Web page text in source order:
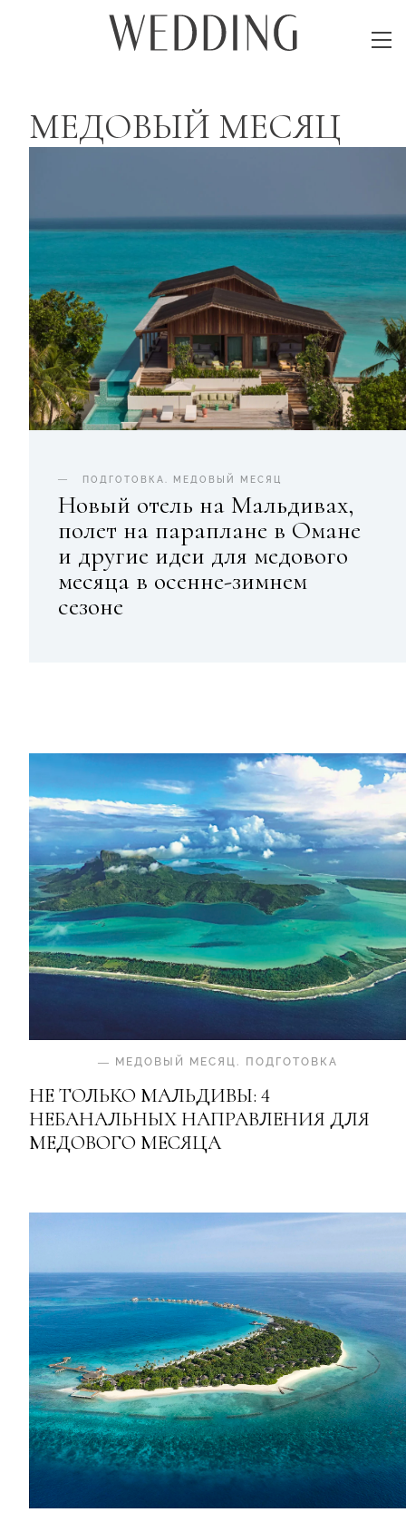
МЕДОВЫЙ МЕСЯЦ
ПОДГОТОВКА МЕДОВЫЙ МЕСЯЦ
Новый отель на Мальдивах,
полет на параплане в Омане
и другие идеи для медового
месяца в осенне-зимнем
сезоне
— МЕДОВЫЙ МЕСЯЦ . ПОДГОТОВКА
НЕ ТОЛЬКО МАЛЬДИВЫ: 4
НЕБАНАЛЬНЫХ НАПРАВЛЕНИЯ ДЛЯ
МЕДОВОГО МЕСЯЦА